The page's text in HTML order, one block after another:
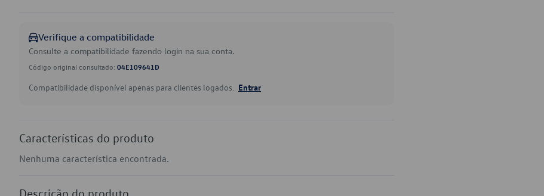
Verifique a compatibilidade
Consulte a compatibilidade fazendo login na sua conta.
Código original consultado: 04E109641D
Compatibilidade disponível apenas para clientes logados. Entrar
Características do produto
Nenhuma característica encontrada.
Descrição do produto